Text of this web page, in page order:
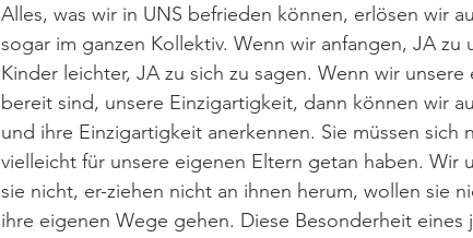
Alles, was wir in UNS befrieden können, erlösen wir
sogar im ganzen Kollektiv. Wenn wir anfangen, JA zu
Kinder leichter, JA zu sich zu sagen. Wenn wir
bereit sind, unsere Einzigartigkeit, dann können wir
und ihre Einzigartigkeit anerkennen. Sie müssen sich
vielleicht für unsere eigenen Eltern getan haben. Wir
sie nicht, er-ziehen nicht an ihnen herum, wollen sie
ihre eigenen Wege gehen. Diese Besonderheit